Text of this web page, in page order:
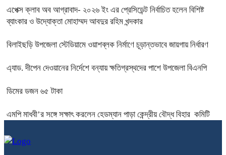
এপেক্স ক্লাব অব আগ্রাবাদ- ২০২৬ ইং এর প্রেসিডেন্ট নির্বাচিত হলেন বিশিষ্ট
ব্যাংকার ও উদ্যোক্তা মোহাম্মদ আবদুর রহিম খন্দকার
বিলাইছড়ি উপজেলা স্টেডিয়ামে ওয়াশব্লক নির্মাণে চূড়ান্তভাবে জায়গায় নির্ধারণ
এ্যাড. দীপেন দেওয়ানের নির্দেশে বন্যায় ক্ষতিগ্রস্থদের পাশে উপজেলা বিএনপি
ডিমের ডজন ৬৫ টাকা
এমপি মাধবী’র সঙ্গে সক্ষাৎ করলেন হেডম্যান পাড়া কেন্দ্রীয় বৌদ্ধ বিহার কমিটি